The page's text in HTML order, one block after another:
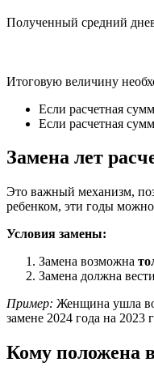
Полученный средний
Итоговую величину
Если расчетная
Если расчетная
Замена лет
Это важный механизм,
ребенком, эти годы
Условия замены:
Замена возможна
Замена должна
Пример: Женщина ушла во
замене 2024 года на 2023
Кому положена